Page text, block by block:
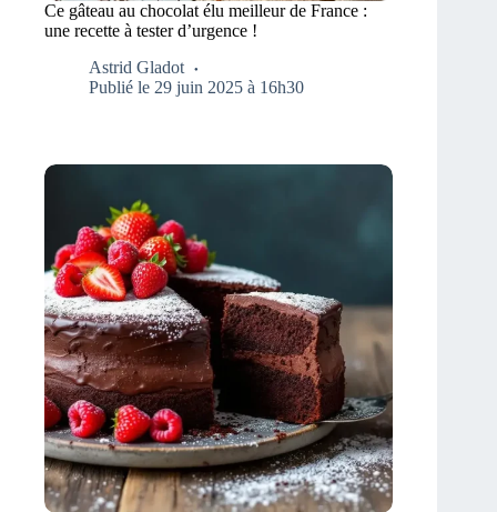
Ce gâteau au chocolat élu meilleur de France :
une recette à tester d’urgence !
Astrid Gladot
Publié le 29 juin 2025 à 16h30